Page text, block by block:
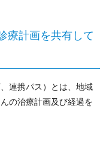
療計画を共有して
連携パス）とは、地域
の治療計画及び経過を